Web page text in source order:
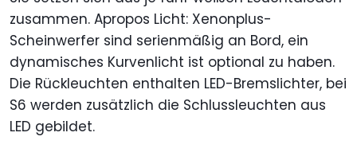
zusammen. Apropos Licht: Xenonplus-
Scheinwerfer sind serienmäßig an Bord, ein
dynamisches Kurvenlicht ist optional zu haben.
Die Rückleuchten enthalten LED-Bremslichter, bei
S6 werden zusätzlich die Schlussleuchten aus
LED gebildet.